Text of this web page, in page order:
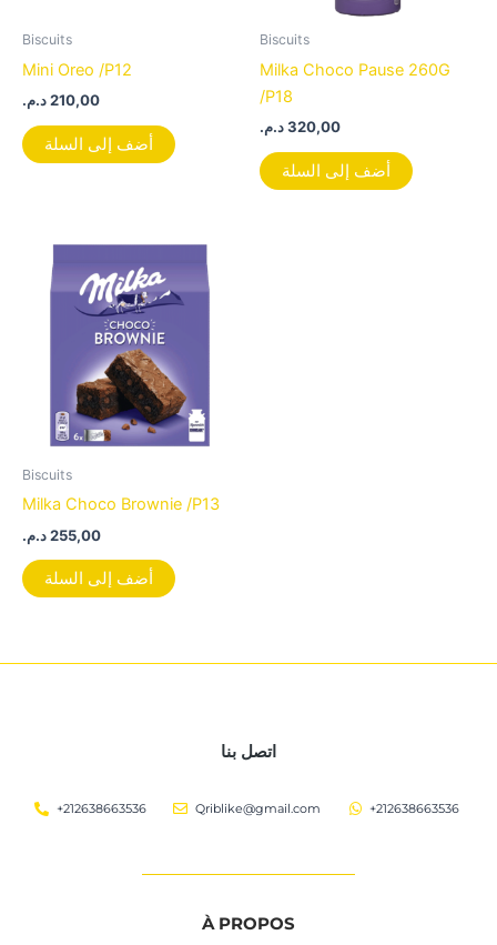
Biscuits
Mini Oreo /P12
210,00د.م.
أضف إلى السلة
Biscuits
Milka Choco Pause 260G
/P18
320,00د.م.
أضف إلى السلة
Biscuits
Milka Choco Brownie /P13
255,00د.م.
أضف إلى السلة
اتصل بنا
+212638663536 Qriblike@gmail.com +212638663536
À PROPOS